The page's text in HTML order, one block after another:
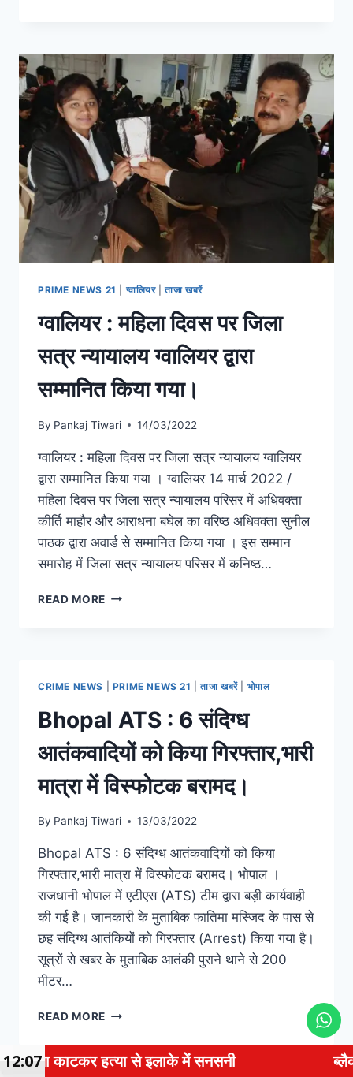
PRIME NEWS 21 ग्वालियर|ताजा खबरें
ग्वालियर : महिला दिवस पर जिला
सत्र न्यायालय ग्वालियर द्वारा
सम्मानित किया गया।
By Pankaj Tiwari 14/03/2022
ग्वालियर : महिला दिवस पर जिला सत्र न्यायालय ग्वालियर
द्वारा सम्मानित किया गया । ग्वालियर 14 मार्च 2022 /
महिला दिवस पर जिला सत्र न्यायालय परिसर में अधिवक्ता
कीर्ति माहौर और आराधना बघेल का वरिष्ठ अधिवक्ता सुनील
पाठक द्वारा अवार्ड से सम्मानित किया गया । इस सम्मान
समारोह में जिला सत्र न्यायालय परिसर में कनिष्ठ…
READ MORE
CRIME NEWS PRIME NEWS 21 |ताजा खबरें| भोपाल
Bhopal ATS : 6 संदिग्ध
आतंकवादियों को किया गिरफ्तार,भारी
मात्रा में विस्फोटक बरामद।
By Pankaj Tiwari 13/03/2022
Bhopal ATS : 6 संदिग्ध आतंकवादियों को किया
गिरफ्तार,भारी मात्रा में विस्फोटक बरामद। भोपाल ।
राजधानी भोपाल में एटीएस (ATS) टीम द्वारा बड़ी कार्यवाही
की गई है। जानकारी के मुताबिक फातिमा मस्जिद के पास से
छह संदिग्ध आतंकियों को गिरफ्तार (Arrest) किया गया है।
सूत्रों से खबर के मुताबिक आतंकी पुराने थाने से 200
मीटर…
READ MORE
हत्या से इलाके में सनसनी ब्लैकमेलिंग केस में
12:07